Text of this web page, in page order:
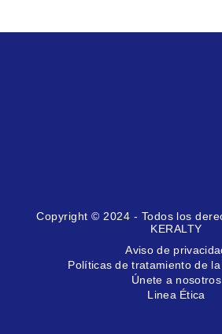
Copyright © 2024 - Todos los
KERALTY
Aviso de
Políticas de tratamiento de
Únete a nosotros
Linea Ética